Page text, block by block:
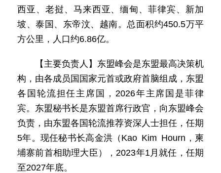
西亚、老挝、马来西亚、缅甸、菲律宾、新加
坡、泰国、东帝汶、越南。总面积约450.5万平
方公里，人口约6.86亿。
【主要负责人】东盟峰会是东盟最高决策机
构，由各成员国国家元首或政府首脑组成，东盟
各国轮流担任主席国，2026年主席国是菲律
宾。东盟秘书长是东盟首席行政官，向东盟峰会
负责，由东盟各国轮流推荐资深人士担任，任期
5年。现任秘书长高金洪（Kao Kim Hourn，柬
埔寨前首相助理大臣），2023年1月就任，任期
至2027年底。